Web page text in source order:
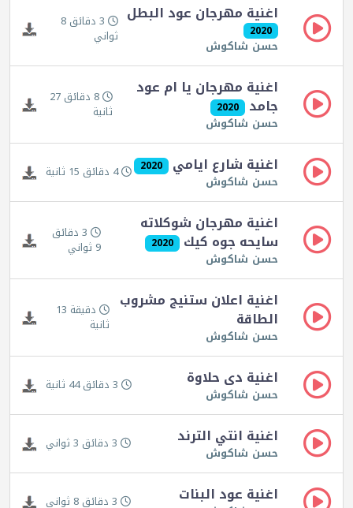
اغنية مهرجان عود البطل
2020
حسن شاكوش
3 دقائق 8
ثواني
اغنية مهرجان يا ام عود
جامد 2020
حسن شاكوش
8 دقائق 27
ثانية
اغنية شارع ايامي 2020
حسن شاكوش 4 دقائق 15 ثانية
اغنية مهرجان شوكلاته
سايحه جوه كيك 2020
حسن شاكوش
3 دقائق
9 ثواني
اغنية اعلان ستنيج مشروب
الطاقة
حسن شاكوش
دقيقة 13
ثانية
اغنية دى حلاوة
حسن شاكوش 3 دقائق 44 ثانية
اغنية انتي الترند
حسن شاكوش 3 دقائق 3 ثواني
اغنية عود البنات 3 دقائق 8 ثواني